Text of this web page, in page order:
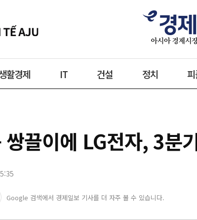
활경제 IT 건설 정치
쌍끌이에 LG전자, 3분
Google 검색에서 경제일보 기사를 더 자주 볼 수 있습니다.